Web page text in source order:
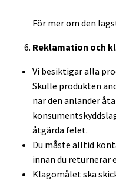
För mer om den
Reklamation och
Vi besiktigar alla
Skulle produkten
när den anländer
åtgärda felet.
Du måste alltid
innan du returnerar
Klagomålet ska